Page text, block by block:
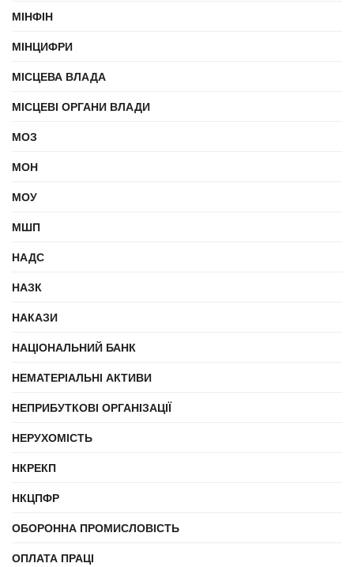
МІНФІН
МІНЦИФРИ
МІСЦЕВА ВЛАДА
МІСЦЕВІ ОРГАНИ ВЛАДИ
МОЗ
МОН
МОУ
МШП
НАДС
НАЗК
НАКАЗИ
НАЦІОНАЛЬНИЙ БАНК
НЕМАТЕРІАЛЬНІ АКТИВИ
НЕПРИБУТКОВІ ОРГАНІЗАЦІЇ
НЕРУХОМІСТЬ
НКРЕКП
НКЦПФР
ОБОРОННА ПРОМИСЛОВІСТЬ
ОПЛАТА ПРАЦІ